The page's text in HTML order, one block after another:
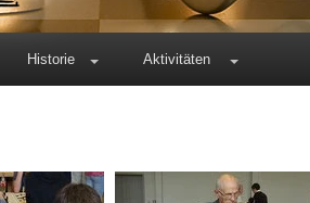
Historie Aktivitäten